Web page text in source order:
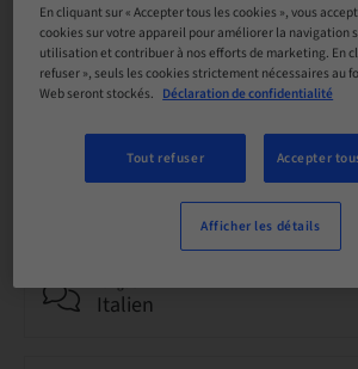
Statut
Réservation possible
Date limite d’inscription
05. mai 2040 (UTC+1)
Langue
Italien
En cliquant sur « Accepter tous les cookies », vous
cookies sur votre appareil pour améliorer la navigation
utilisation et contribuer à nos efforts de marketing. En
refuser », seuls les cookies strictement nécessaires au
Web seront stockés. Déclaration de confidentialité
Tout refuser Accepter
Afficher les détails